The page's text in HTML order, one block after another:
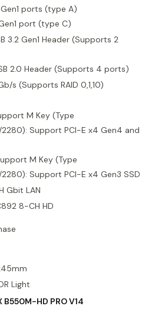
Gen1 ports (type A)
port (type C)
3.2 Gen1 Header (Supports 2
2.0 Header (Supports 4 ports)
s (Supports RAID 0,1,10)
M Key (Type
Support PCI-E x4 Gen4 and
M Key (Type
Support PCI-E x4 Gen3 SSD
Gbit LAN
8-CH HD
Light
B550M-HD PRO V14